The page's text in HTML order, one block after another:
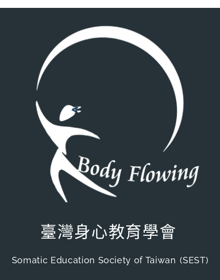
臺灣身心教育學會
Somatic Education Society of Taiwan (SEST)